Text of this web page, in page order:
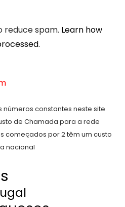
reduce spam. Learn how
números constantes neste site
de Chamada para a rede
começados por 2 têm um custo
nacional